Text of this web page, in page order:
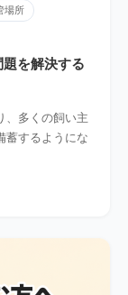
場所
を解決する
、多くの飼い主
蓄するようにな